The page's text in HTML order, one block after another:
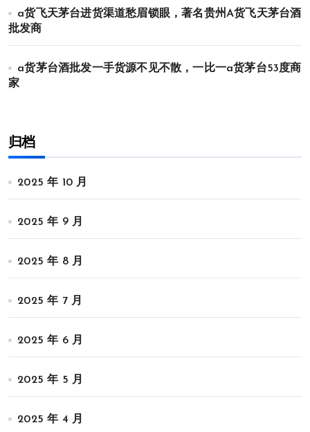
a货飞天茅台进货渠道愁眉锁眼，著名贵州A货飞天茅台酒
批发商
a货茅台酒批发一手货源不见不散，一比一a货茅台53度商
家
归档
2025 年 10 月
2025 年 9 月
2025 年 8 月
2025 年 7 月
2025 年 6 月
2025 年 5 月
2025 年 4 月